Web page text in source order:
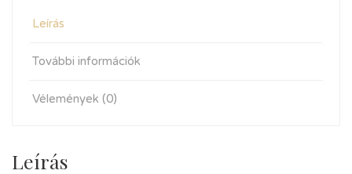
Leírás
További információk
Vélemények (0)
Leírás